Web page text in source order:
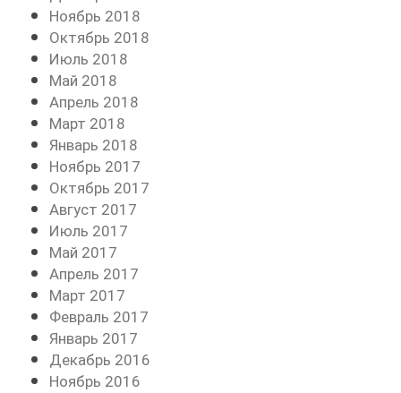
Ноябрь 2018
Октябрь 2018
Июль 2018
Май 2018
Апрель 2018
Март 2018
Январь 2018
Ноябрь 2017
Октябрь 2017
Август 2017
Июль 2017
Май 2017
Апрель 2017
Март 2017
Февраль 2017
Январь 2017
Декабрь 2016
Ноябрь 2016